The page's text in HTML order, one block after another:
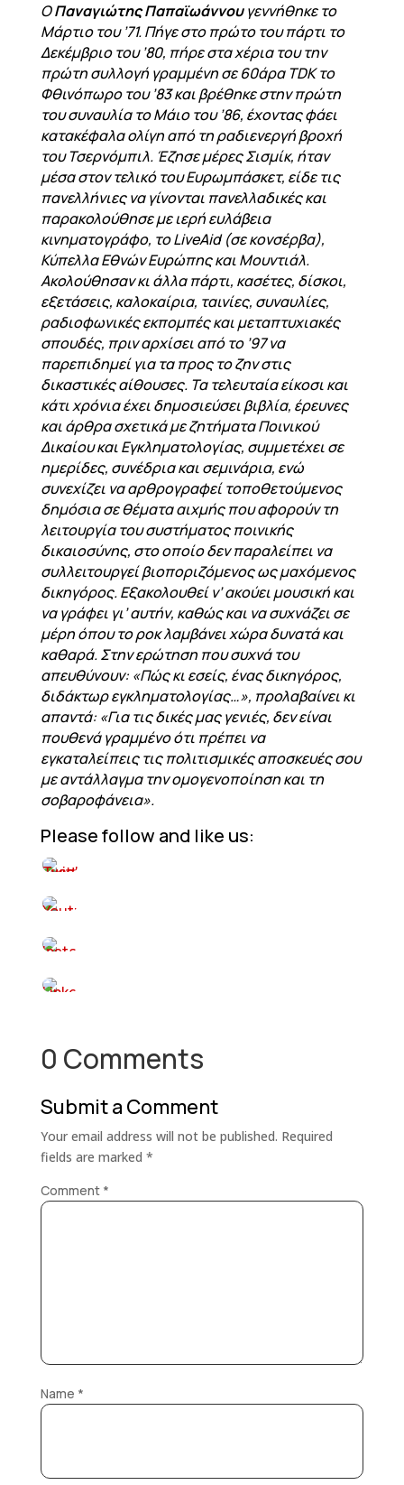
ΟΠαναγιώτης Παπαϊωάννουγεννήθηκε το
Μάρτιο του ’71. Πήγε στο πρώτο του πάρτι το
Δεκέμβριο του ’80, πήρε στα χέρια του την
πρώτη συλλογή γραμμένη σε 60άρα ΤDK το
Φθινόπωρο του ’83 και βρέθηκε στην πρώτη
του συναυλία το Μάιο του ’86, έχοντας φάει
κατακέφαλα ολίγη από τη ραδιενεργή βροχή
του Τσερνόμπιλ. Έζησε μέρες Σισμίκ, ήταν
μέσα στον τελικό του Ευρωμπάσκετ, είδε τις
πανελλήνιες να γίνονται πανελλαδικές και
παρακολούθησε με ιερή ευλάβεια
κινηματογράφο, το LiveAid (σε κονσέρβα),
Κύπελλα Εθνών Ευρώπης και Μουντιάλ.
Ακολούθησαν κι άλλα πάρτι, κασέτες, δίσκοι,
εξετάσεις, καλοκαίρια, ταινίες, συναυλίες,
ραδιοφωνικές εκπομπές και μεταπτυχιακές
σπουδές, πριν αρχίσει από το ’97 να
παρεπιδημεί για τα προς το ζην στις
δικαστικές αίθουσες. Τα τελευταία είκοσι και
κάτι χρόνια έχει δημοσιεύσει βιβλία, έρευνες
και άρθρα σχετικά με ζητήματα Ποινικού
Δικαίου και Εγκληματολογίας, συμμετέχει σε
ημερίδες, συνέδρια και σεμινάρια, ενώ
συνεχίζει να αρθρογραφεί τοποθετούμενος
δημόσια σε θέματα αιχμής που αφορούν τη
λειτουργία του συστήματος ποινικής
δικαιοσύνης, στο οποίο δεν παραλείπει να
συλλειτουργεί βιοποριζόμενος ως μαχόμενος
δικηγόρος. Εξακολουθεί ν’ ακούει μουσική και
να γράφει γι’ αυτήν, καθώς και να συχνάζει σε
μέρη όπου το ροκ λαμβάνει χώρα δυνατά και
καθαρά. Στην ερώτηση που συχνά του
απευθύνουν: «Πώς κι εσείς, ένας δικηγόρος,
διδάκτωρ εγκληματολογίας…», προλαβαίνει κι
απαντά: «Για τις δικές μας γενιές, δεν είναι
πουθενά γραμμένο ότι πρέπει να
εγκαταλείπεις τις πολιτισμικές αποσκευές σου
με αντάλλαγμα την ομογενοποίηση και τη
σοβαροφάνεια».
Please follow and like us:
0 Comments
Submit a Comment
Your email address will not be published. Required
fields are marked *
Comment *
Name *